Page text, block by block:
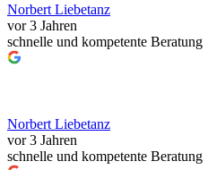
Norbert Liebetanz
vor 3 Jahren
schnelle und kompetente Beratung
Norbert Liebetanz
vor 3 Jahren
schnelle und kompetente Beratung